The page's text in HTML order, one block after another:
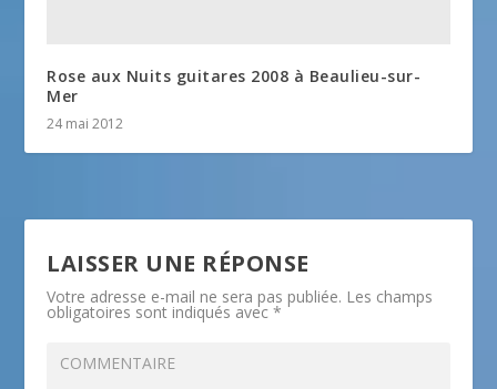
Rose aux Nuits guitares 2008 à Beaulieu-sur-
Mer
24 mai 2012
LAISSER UNE RÉPONSE
Votre adresse e-mail ne sera pas publiée. Les champs
obligatoires sont indiqués avec*